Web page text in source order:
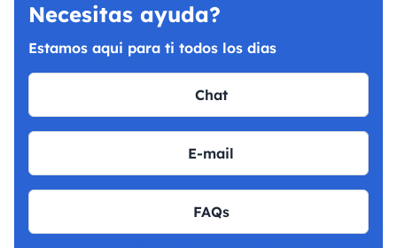
Necesitas ayuda?
Estamos aqui para ti todos los dias
Chat
E-mail
FAQs